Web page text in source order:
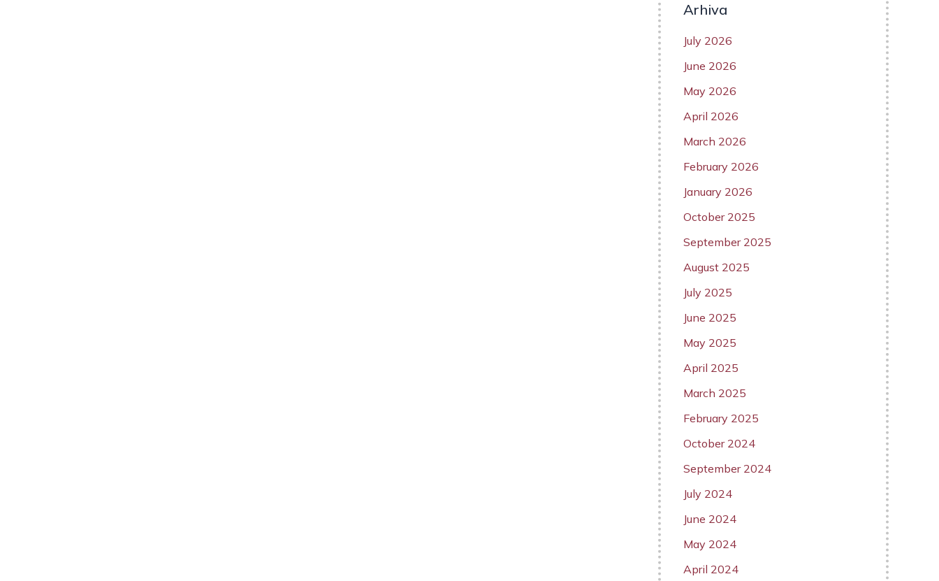
Arhiva
July 2026
June 2026
May 2026
April 2026
March 2026
February 2026
January 2026
October 2025
September 2025
August 2025
July 2025
June 2025
May 2025
April 2025
March 2025
February 2025
October 2024
September 2024
July 2024
June 2024
May 2024
April 2024